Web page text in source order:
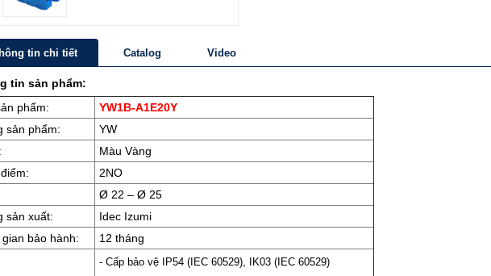
tin chi tiết Catalog Video
tin sản phẩm:
phẩm:
YW1B-A1E20Y
sản phẩm:
YW
Màu Vàng
2NO
Ø 22 – Ø 25
sản xuất:
Idec Izumi
bảo hành:
12 tháng
- Cấp bảo vệ IP54 (IEC 60529), IK03 (IEC 60529)